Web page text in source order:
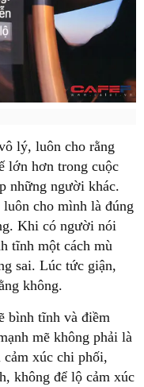
lý, luôn cho rằng
lớn hơn trong cuộc
những người khác.
cho mình là đúng
Khi có người nói
tĩnh một cách mù
sai. Lúc tức giận,
không.
bình tĩnh và điềm
mẽ không phải là
xúc chi phối,
không để lộ cảm xúc